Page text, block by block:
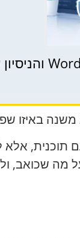
משנה
תוכנית,
מה שכואב,